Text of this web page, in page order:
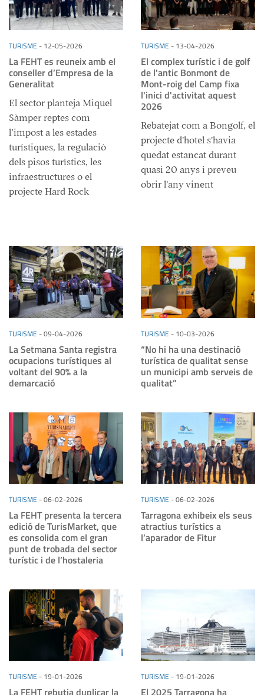
TURISME - 12-05-2026
La FEHT es reuneix amb el
conseller d’Empresa de la
Generalitat
El sector planteja Miquel
Sàmper reptes com
l’impost a les estades
turístiques, la regulació
dels pisos turístics, les
infraestructures o el
projecte Hard Rock
TURISME - 13-04-2026
El complex turístic i de golf
de l'antic Bonmont de
Mont-roig del Camp fixa
l'inici d'activitat aquest
2026
Rebatejat com a Bongolf, el
projecte d'hotel s'havia
quedat estancat durant
quasi 20 anys i preveu
obrir l'any vinent
TURISME -09-04-2026
La Setmana Santa registra
ocupacions turístiques al
voltant del 90% a la
demarcació
TURISME - 10-03-2026
“No hi ha una destinació
turística de qualitat sense
un municipi amb serveis de
qualitat”
TURISME -06-02-2026
La FEHT presenta la tercera
edició de TurisMarket, que
es consolida com el gran
punt de trobada del sector
turístic i de l’hostaleria
TURISME -06-02-2026
Tarragona exhibeix els seus
atractius turístics a
l’aparador de Fitur
TURISME - 19-01-2026
La FEHT rebutja duplicar la
TURISME - 19-01-2026
El 2025 Tarragona ha